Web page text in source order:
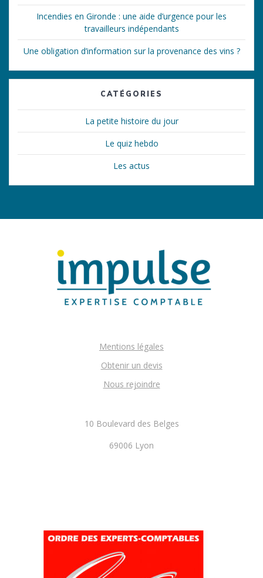
Incendies en Gironde : une aide d’urgence pour les
travailleurs indépendants
Une obligation d’information sur la provenance des vins ?
CATÉGORIES
La petite histoire du jour
Le quiz hebdo
Les actus
Mentions légales
Obtenir un devis
Nous rejoindre
10 Boulevard des Belges
69006 Lyon